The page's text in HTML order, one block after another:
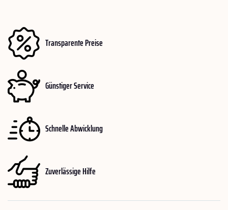
Transparente Preise
Günstiger Service
Schnelle Abwicklung
Zuverlässige Hilfe